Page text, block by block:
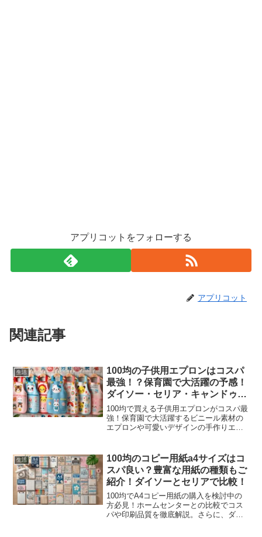
アプリコットをフォローする
アプリコット
関連記事
生活
100均の子供用エプロンはコスパ
最強！？保育園で大活躍の予感！
ダイソー・セリア・キャンドゥで
比較！
100均で買える子供用エプロンがコスパ最
強！保育園で大活躍するビニール素材の
エプロンや可愛いデザインの手作りエプ
解説。ぜひ参考にしてください。
生活
100均のコピー用紙a4サイズはコ
スパ良い？豊富な用紙の種類もご
紹介！ダイソーとセリアで比較！
100均でA4コピー用紙の購入を検討中の
方必見！ホームセンターとの比較でコス
パや印刷品質を徹底解説。さらに、ダイ